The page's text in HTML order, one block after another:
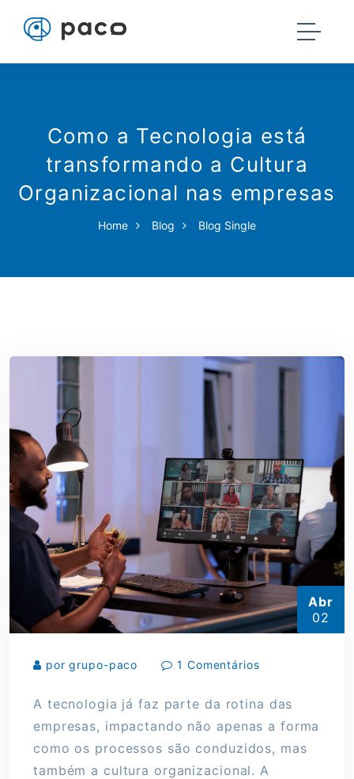
Como a Tecnologia está
transformando a Cultura
Organizacional nas empresas
Home Blog Blog Single
Abr
02
por grupo-paco 1 Comentários
A tecnologia já faz parte da rotina das
empresas, impactando não apenas a forma
como os processos são conduzidos, mas
também a cultura organizacional. A